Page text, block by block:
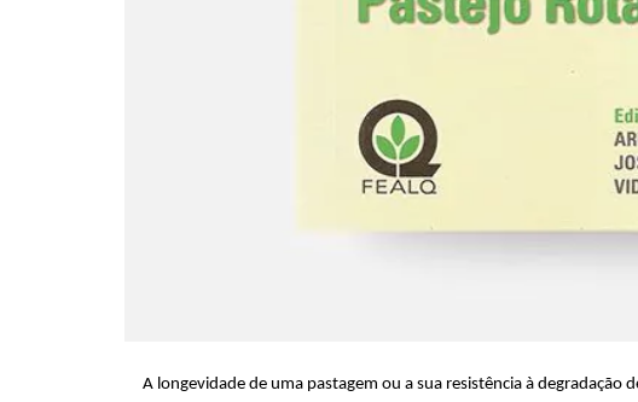
A longevidade de uma pastagem ou a sua resistência à